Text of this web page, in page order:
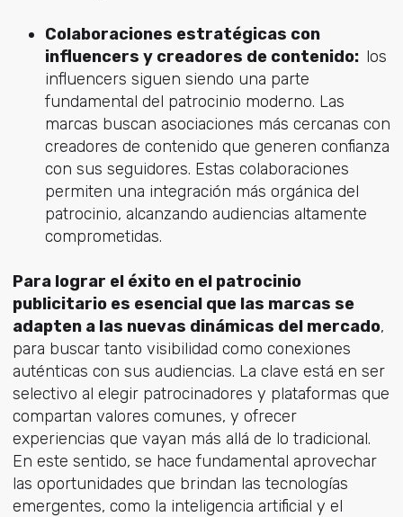
Colaboraciones estratégicas con
influencers y creadores de contenido: los
influencers siguen siendo una parte
fundamental del patrocinio moderno. Las
marcas buscan asociaciones más cercanas con
creadores de contenido que generen confianza
con sus seguidores. Estas colaboraciones
permiten una integración más orgánica del
patrocinio, alcanzando audiencias altamente
comprometidas.
Para lograr el éxito en el patrocinio
publicitario es esencial que las marcas se
adapten a las nuevas dinámicas del mercado,
para buscar tanto visibilidad como conexiones
auténticas con sus audiencias. La clave está en ser
selectivo al elegir patrocinadores y plataformas que
compartan valores comunes, y ofrecer
experiencias que vayan más allá de lo tradicional.
En este sentido, se hace fundamental aprovechar
las oportunidades que brindan las tecnologías
emergentes, como la inteligencia artificial y el